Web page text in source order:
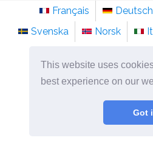
This website uses
best experience on our
Got
Français Deutsch
Svenska
Norsk
©2026no.sainte-